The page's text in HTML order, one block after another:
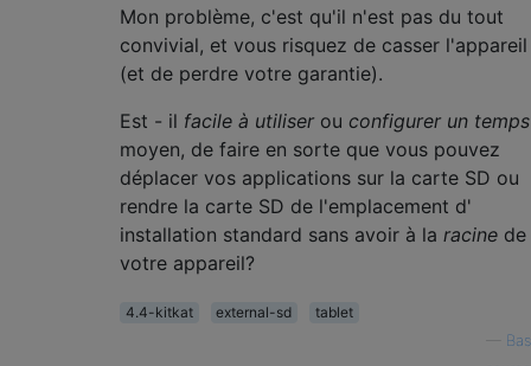
Mon problème, c'est qu'il n'est pas du tout
convivial, et vous risquez de casser l'appareil
(et de perdre votre garantie).
Est - il facile à utiliser ou configurer un temps
moyen, de faire en sorte que vous pouvez
déplacer vos applications sur la carte SD ou
rendre la carte SD de l'emplacement d'
installation standard sans avoir à la racine de
votre appareil?
4.4-kitkat external-sd
tablet
Bas